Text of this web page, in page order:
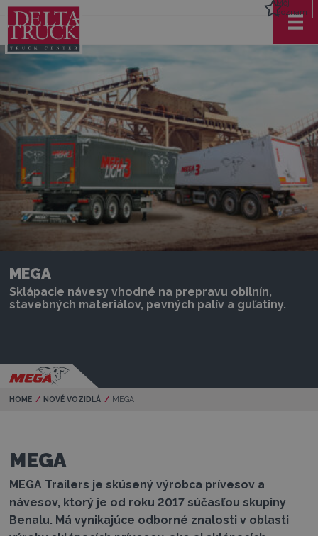
Môj
zoznam
MEGA
Sklápacie návesy vhodné na prepravu obilnín,
stavebných materiálov, pevných palív a guľatiny.
HOME NOVÉ VOZIDLÁ Current:
MEGA
MEGA
MEGA Trailers je skúsený výrobca prívesov a
návesov, ktorý je od roku 2017 súčasťou skupiny
Benalu. Má vynikajúce odborné znalosti v oblasti